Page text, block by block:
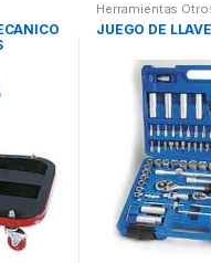
Herramientas
Herramientas,
Compresímetros,
JUEGO DE